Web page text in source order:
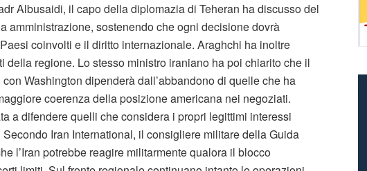
Albusaidi, il capo della diplomazia di Teheran ha discusso del
amministrazione, sostenendo che ogni decisione dovrà
coinvolti e il diritto internazionale. Araghchi ha inoltre
della regione. Lo stesso ministro iraniano ha poi chiarito che il
Washington dipenderà dall’abbandono di quelle che ha
coerenza della posizione americana nei negoziati.
a difendere quelli che considera i propri legittimi interessi
Iran International, il consigliere militare della Guida
l’Iran potrebbe reagire militarmente qualora il blocco